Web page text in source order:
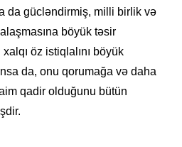
da gücləndirmiş, milli birlik və
böyük təsir
öz istiqlalını böyük
da, onu qorumağa və daha
qadir olduğunu bütün